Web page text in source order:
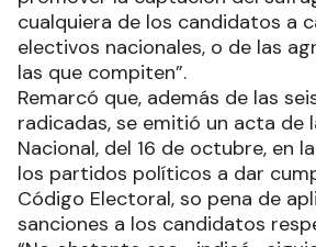
cualquiera de los candidatos a
electivos nacionales, o de las
las que compiten”.
Remarcó que, además de las
radicadas, se emitió un acta de
Nacional, del 16 de octubre, en
los partidos políticos a dar
Código Electoral, so pena de
sanciones a los candidatos